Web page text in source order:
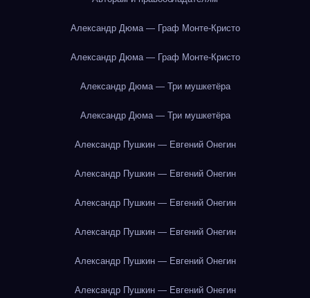
Александр Дюма — Граф Монте-Кристо
Александр Дюма — Граф Монте-Кристо
Александр Дюма — Три мушкетёра
Александр Дюма — Три мушкетёра
Александр Пушкин — Евгений Онегин
Александр Пушкин — Евгений Онегин
Александр Пушкин — Евгений Онегин
Александр Пушкин — Евгений Онегин
Александр Пушкин — Евгений Онегин
Александр Пушкин — Евгений Онегин